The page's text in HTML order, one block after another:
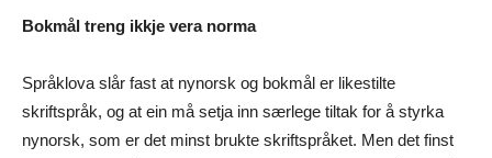
Bokmål treng ikkje vera norma
Språklova slår fast at nynorsk og bokmål er likestilte
skriftspråk, og at ein må setja inn særlege tiltak for å styrka
nynorsk, som er det minst brukte skriftspråket. Men det finst